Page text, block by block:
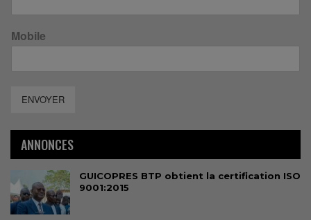
Mobile
ENVOYER
ANNONCES
GUICOPRES BTP obtient la certification ISO
9001:2015